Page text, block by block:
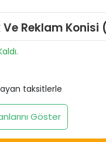
Reklam Konisi
taksitlerle
Göster